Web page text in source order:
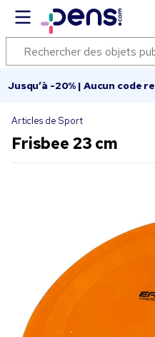
Jusqu’à -20% | Aucun code
Articles de Sport
Frisbee 23 cm